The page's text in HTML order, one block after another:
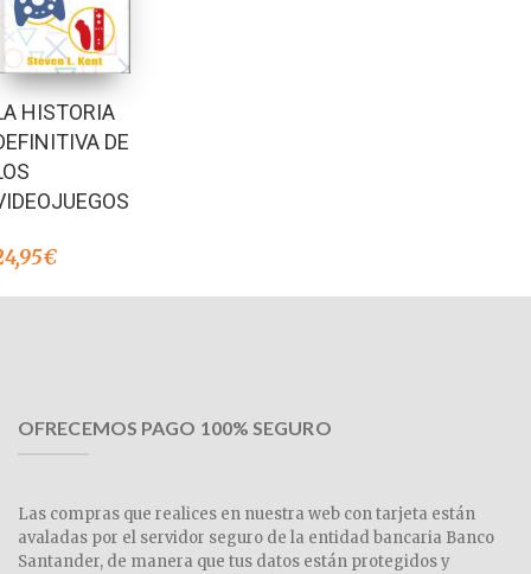
HISTORIA
DE
€
OFRECEMOS PAGO 100% SEGURO
Las compras que realices en nuestra web con tarjeta están
avaladas por el servidor seguro de la entidad bancaria Banco
Santander, de manera que tus datos están protegidos y